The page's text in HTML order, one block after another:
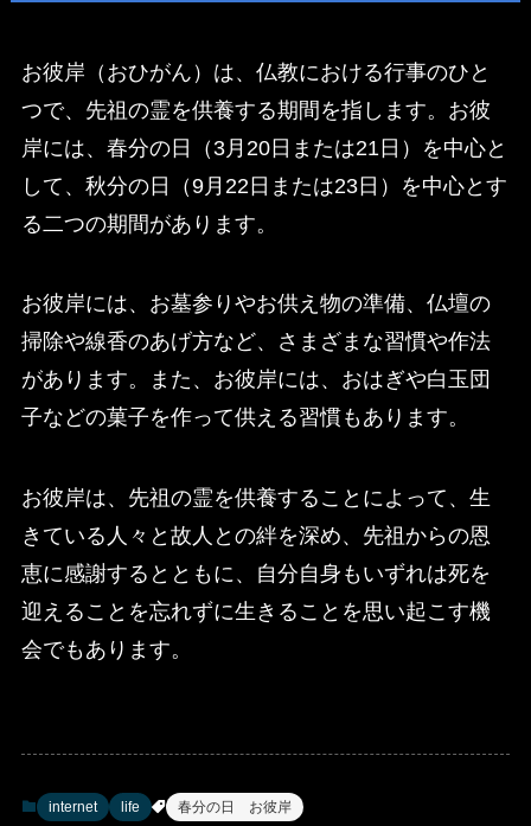
お彼岸（おひがん）は、仏教における行事のひと
つで、先祖の霊を供養する期間を指します。お彼
岸には、春分の日（3月20日または21日）を中心と
して、秋分の日（9月22日または23日）を中心とす
る二つの期間があります。
お彼岸には、お墓参りやお供え物の準備、仏壇の
掃除や線香のあげ方など、さまざまな習慣や作法
があります。また、お彼岸には、おはぎや白玉団
子などの菓子を作って供える習慣もあります。
お彼岸は、先祖の霊を供養することによって、生
きている人々と故人との絆を深め、先祖からの恩
恵に感謝するとともに、自分自身もいずれは死を
迎えることを忘れずに生きることを思い起こす機
会でもあります。
internet life 春分の日 お彼岸